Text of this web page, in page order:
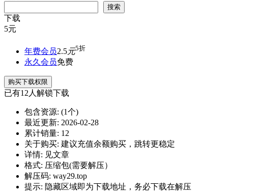
搜索
下载
5元
年费会员2.5元5折
永久会员免费
购买下载权限
已有12 人解锁下载
包含资源: (1个)
最近更新: 2026-02-28
累计销量: 12
关于购买: 建议充值余额购买，跳转更稳定
详情: 见文章
格式: 压缩包(需要解压）
解压码: way29.top
提示: 隐藏区域即为下载地址，务必下载在解压